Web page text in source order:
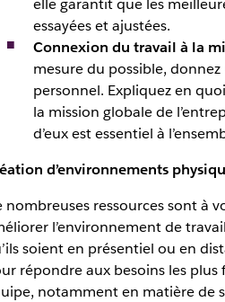
elle garantit que les
essayées et ajustées.
Connexion du travail à la
mesure du possible,
personnel. Expliquez en
la mission globale de
d’eux est essentiel à
d’environnements
nombreuses ressources sont à
l’environnement de
soient en présentiel ou en
répondre aux besoins les
notamment en matière de